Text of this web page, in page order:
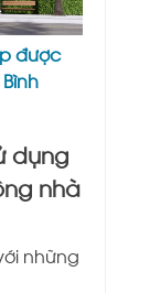
được
dụng
nhà
những